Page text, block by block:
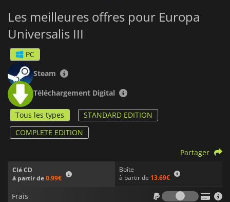
Le mode coopératif permettant à deux joueurs de contrôler
La présence de grands personnages historiques : René
Descartes, Wolfgang Amadeus Mozart ou encore Isaac
Newton.
Ce jeu de stratégie historique ravira les fans du genre.
Les meilleures offres pour Europa
Universalis III
PC
Steam
Téléchargement Digital
Tous les types
STANDARD EDITION
COMPLETE EDITION
Clé CD
à partir de0.99€
Boîte
à partir de 13.69€
Partager
Frais
Frais